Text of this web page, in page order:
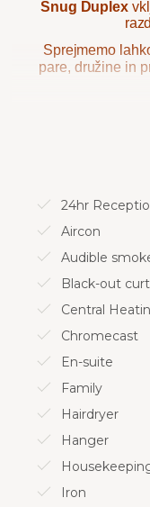
Snug Duplex
Sprejmemo
pare, družine in
-
- Velike
-
24hr
Aircon
Audible
Black-out
Central
Chromecast
En-suite
Family
Hairdryer
Hanger
Iron